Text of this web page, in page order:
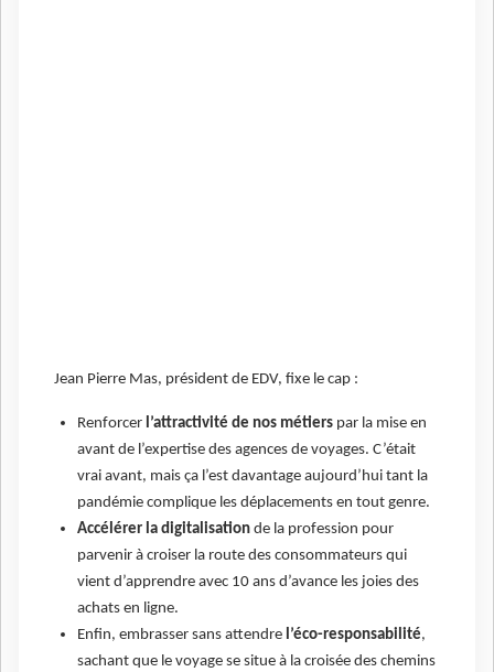
Jean Pierre Mas, président de EDV, fixe le cap :
Renforcer l’attractivité de nos métierspar la mise en
avant de l’expertise des agences de voyages. C’était
vrai avant, mais ça l’est davantage aujourd’hui tant la
pandémie complique les déplacements en tout genre.
Accélérer la digitalisationde la profession pour
parvenir à croiser la route des consommateurs qui
vient d’apprendre avec 10 ans d’avance les joies des
achats en ligne.
Enfin, embrasser sans attendre l’éco-responsabilité,
sachant que le voyage se situe à la croisée des chemins